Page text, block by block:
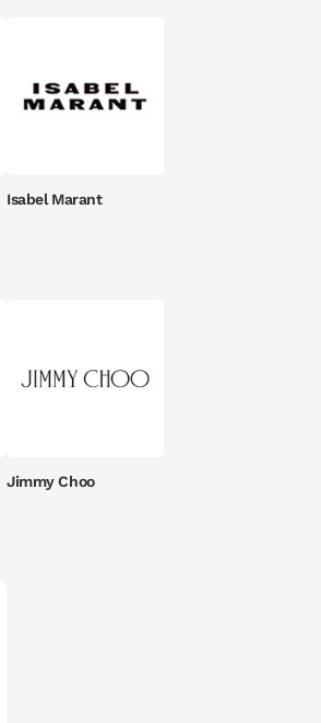
Isabel Marant
Jimmy Choo